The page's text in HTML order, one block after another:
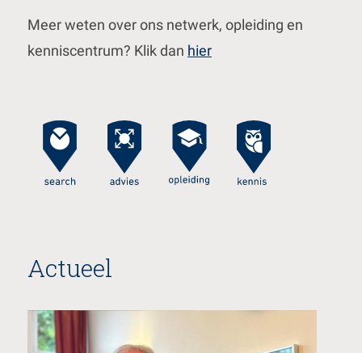
Meer weten over ons netwerk, opleiding en
kenniscentrum? Klik dan hier
Actueel